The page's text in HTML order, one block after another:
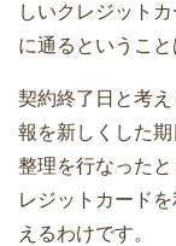
しいクレジット
に通るということ
契約終了日と考
報を新しくした
整理を行なった
レジットカード
えるわけです。